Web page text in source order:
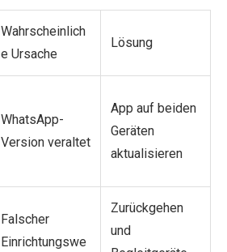
Wahrscheinlich
e Ursache
Lösung
WhatsApp-
Version veraltet
App auf beiden
Geräten
aktualisieren
Falscher
Einrichtungswe
Zurückgehen
und